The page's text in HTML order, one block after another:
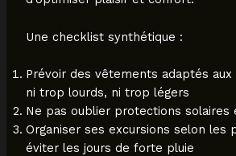
Une checklist synthétique :
Prévoir des vêtements adaptés
ni trop lourds, ni trop légers
Ne pas oublier protections solaires
Organiser ses excursions selon les
éviter les jours de forte pluie